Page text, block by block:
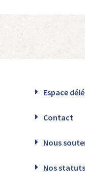
Espace
Contact
Nous
Nos statuts